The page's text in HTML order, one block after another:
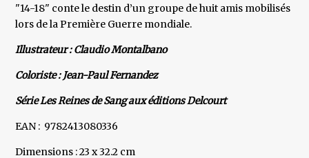
"14-18" conte le destin d’un groupe de huit amis mobilisés
lors de la Première Guerre mondiale.
Illustrateur : Claudio Montalbano
Coloriste : Jean-Paul Fernandez
Série Les Reines de Sang aux éditions Delcourt
EAN : 9782413080336
Dimensions : 23 x 32.2 cm